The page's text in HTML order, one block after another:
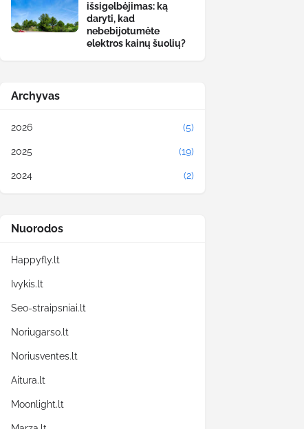
išsigelbėjimas: ką
daryti, kad
nebebijotumėte
elektros kainų šuolių?
Archyvas
2026 (5)
2025 (19)
2024 (2)
Nuorodos
Happyfly.lt
Ivykis.lt
Seo-straipsniai.lt
Noriugarso.lt
Noriusventes.lt
Aitura.lt
Moonlight.lt